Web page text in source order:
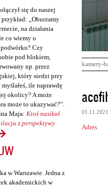
się do naszej
„Oburzamy
na działania
co wiemy o
Czy
pod blokiem,
np. przez
który siedzi przy
ile naprawdę
okolicy? A może
może to ukazywać?”.
Maja: Ktoś nasikał
z perspektywy
w Warszawie. Jedna z
akademickich w
kamery-
K
o
m
e
01.11.2021
Adres